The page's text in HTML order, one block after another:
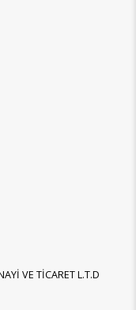
VE TİCARET L.T.D